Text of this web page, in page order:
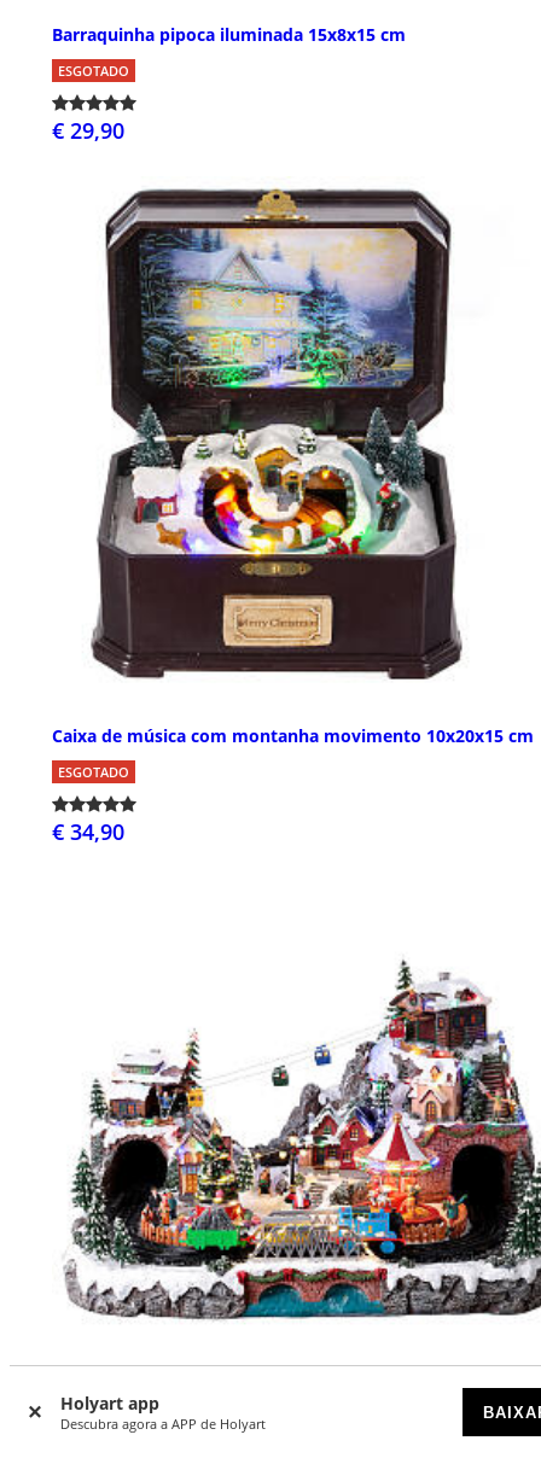
Holyart app
Descubra agora a APP de Holyart
Barraquinha pipoca iluminada 15x8x15 cm
ESGOTADO
€ 29,90
Caixa de música com montanha movimento 10x20x15 cm
ESGOTADO
€ 34,90
Cenário natalino Deluxe música movimento comboio